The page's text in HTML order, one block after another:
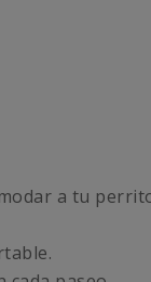
a tu